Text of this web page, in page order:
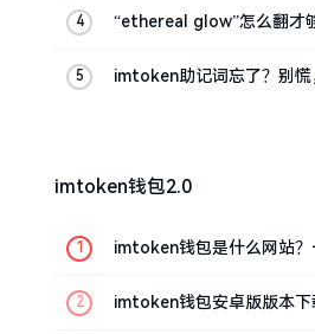
“ethereal glow”怎么翻才
imtoken助记词忘了？别慌
imtoken钱包2.0
imtoken钱包是什么网站
imtoken钱包安卓版版本下